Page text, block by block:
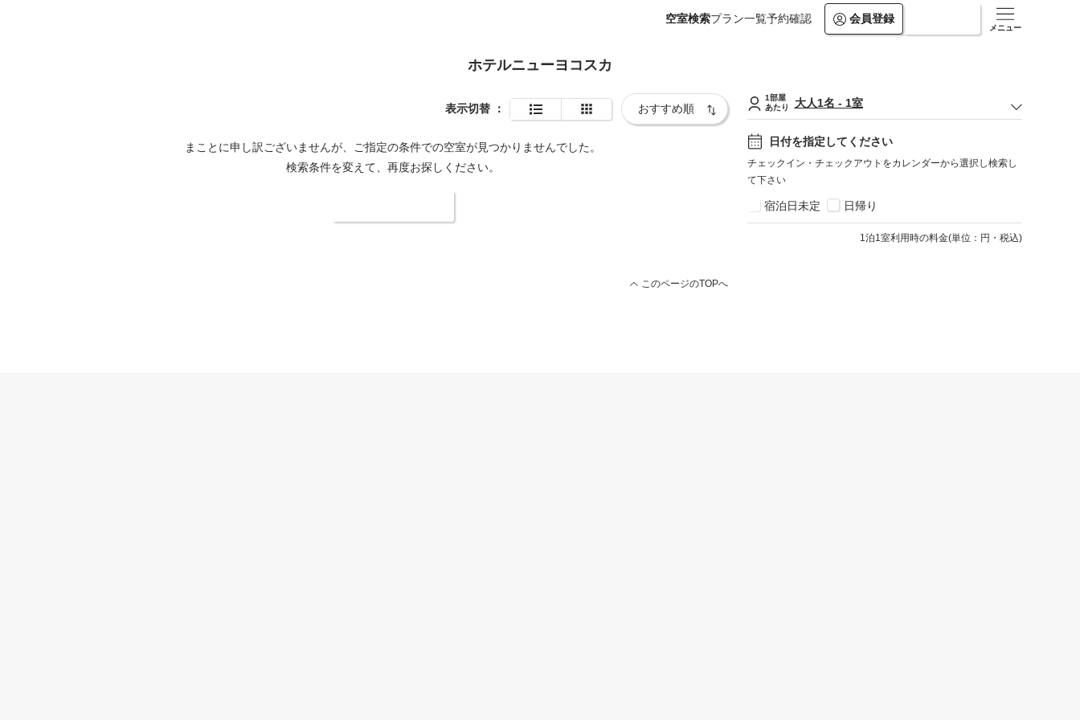
空室検索プラン一覧予約確認 会員登録
メニュー
ホテルニューヨコスカ
表示切替 ：
まことに申し訳ございませんが、ご指定の条件での空室が見つかりませんでした。
検索条件を変えて、再度お探しください。
このページのTOPへ
1部屋
あたり
大人1名 - 1室
日付を指定してください
チェックイン・チェックアウトをカレンダーから選択し検索し
て下さい
宿泊日未定 日帰り
1 泊1室利用時の料金(単位：円・税込)